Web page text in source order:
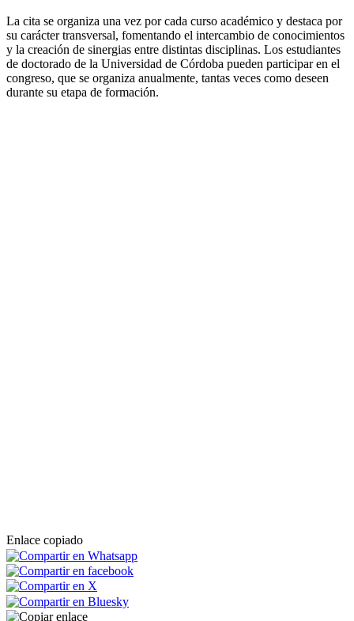
La cita se organiza una vez por cada curso académico y destaca por
su carácter transversal, fomentando el intercambio de conocimientos
y la creación de sinergias entre distintas disciplinas. Los estudiantes
de doctorado de la Universidad de Córdoba pueden participar en el
congreso, que se organiza anualmente, tantas veces como deseen
durante su etapa de formación.
Enlace copiado